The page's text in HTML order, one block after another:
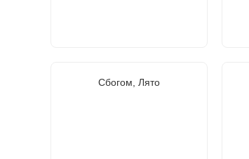
Сбогом, Лято